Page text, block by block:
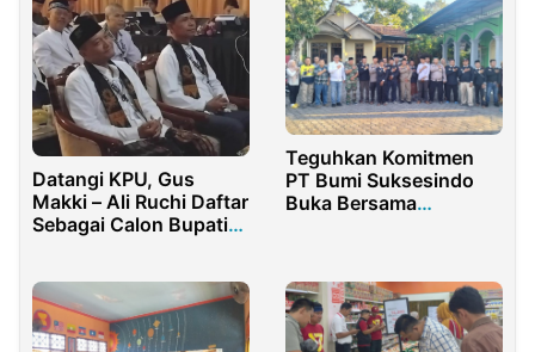
Datangi KPU, Gus
Makki – Ali Ruchi Daftar
Sebagai Calon Bupati
Teguhkan Komitmen
PT Bumi Suksesindo
Buka Bersama